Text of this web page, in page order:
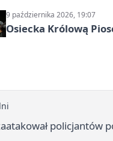
9 października 2026, 19:07
Osiecka Królową
policjantów